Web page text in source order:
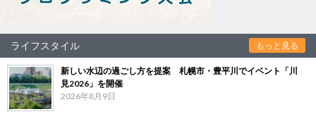
ライフスタイル もっと見る
新しい水辺の過ごし方を提案 札幌市・豊平川でイベント「川
見2026」を開催
2026年8月9日